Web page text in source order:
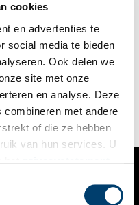
cookies
en advertenties te
social media te bieden
Ook delen we
site met onze
en analyse. Deze
combineren met andere
of die ze hebben
van hun services. U
schat: een grote
de achttiende eeuw.
alleen één van de
serviesgoed, maar
van de Gooi- en